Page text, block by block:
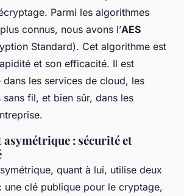
Parmi les algorithmes
connus, nous avons l’AES
Standard). Cet algorithme est
et son efficacité. Il est
dans les services de cloud, les
fil, et bien sûr, dans les
: sécurité et
quant à lui, utilise deux
une clé publique pour le cryptage,